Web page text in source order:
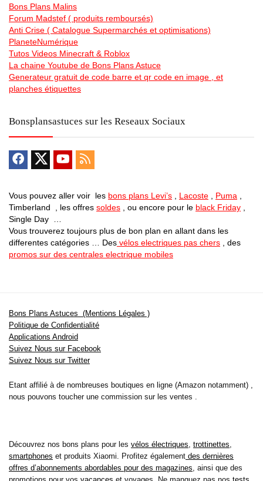
Bons Plans Malins
Forum Madstef ( produits remboursés)
Anti Crise ( Catalogue Supermarchés et optimisations)
PlaneteNumérique
Tutos Videos Minecraft & Roblox
La chaine Youtube de Bons Plans Astuce
Generateur gratuit de code barre et qr code en image , et
planches étiquettes
Bonsplansastuces sur les Reseaux Sociaux
Vous pouvez aller voir les bons plans Levi’s Lacoste Puma
Timberland , les offres soldes , ou encore pour le black Friday
Single Day …
Vous trouverez toujours plus de bon plan en allant dans les
differentes catégories … Des vélos electriques pas chers , des
promos sur des centrales electrique mobiles
Bons Plans Astuces (Mentions Légales )
Politique de Confidentialité
Applications Android
Suivez Nous sur Facebook
Suivez Nous sur Twitter
Etant affilié à de nombreuses boutiques en ligne (Amazon notamment) ,
nous pouvons toucher une commission sur les ventes .
Découvrez nos bons plans pour les vélos électriques trottinettes
smartphones et produits Xiaomi. Profitez également des dernières
offres d’abonnements abordables pour des magazines , ainsi que des